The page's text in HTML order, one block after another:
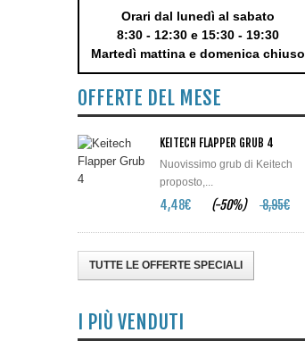
Orari dal lunedì al sabato
8:30 - 12:30 e 15:30 - 19:30
Martedì mattina e domenica chiuso
OFFERTE DEL MESE
KEITECH FLAPPER GRUB 4
Nuovissimo grub di Keitech
proposto,...
4,48€ (-50%) 8,95€
TUTTE LE OFFERTE SPECIALI
I PIÙ VENDUTI